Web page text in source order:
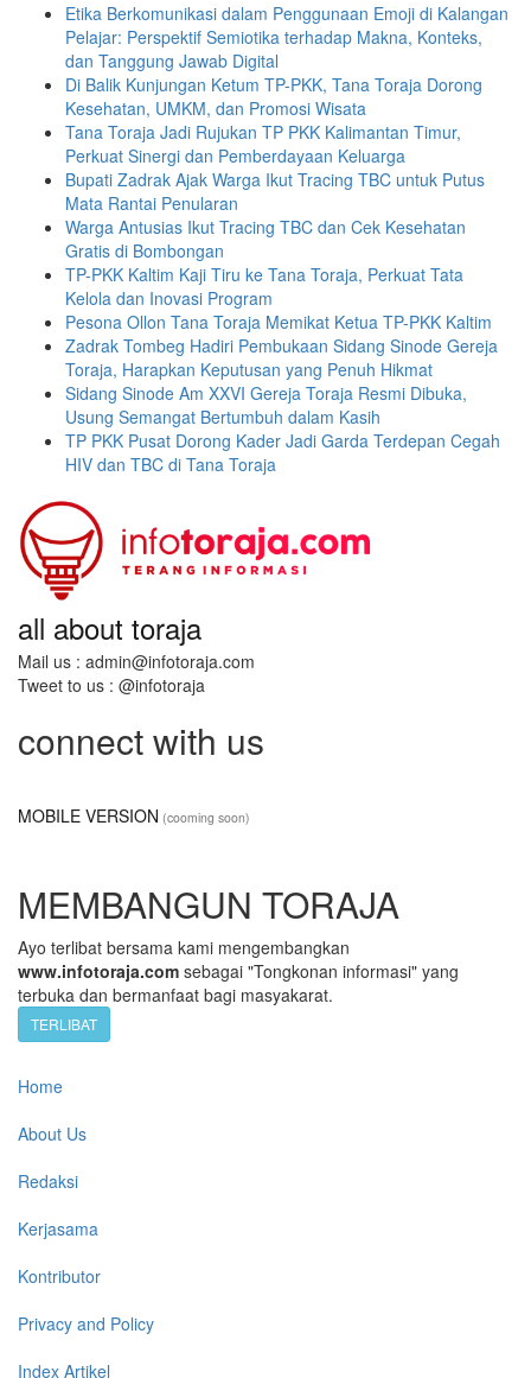
Etika Berkomunikasi dalam Penggunaan Emoji di Kalangan
Pelajar: Perspektif Semiotika terhadap Makna, Konteks,
dan Tanggung Jawab Digital
Di Balik Kunjungan Ketum TP-PKK, Tana Toraja Dorong
Kesehatan, UMKM, dan Promosi Wisata
Tana Toraja Jadi Rujukan TP PKK Kalimantan Timur,
Perkuat Sinergi dan Pemberdayaan Keluarga
Bupati Zadrak Ajak Warga Ikut Tracing TBC untuk Putus
Mata Rantai Penularan
Warga Antusias Ikut Tracing TBC dan Cek Kesehatan
Gratis di Bombongan
TP-PKK Kaltim Kaji Tiru ke Tana Toraja, Perkuat Tata
Kelola dan Inovasi Program
Pesona Ollon Tana Toraja Memikat Ketua TP-PKK Kaltim
Zadrak Tombeg Hadiri Pembukaan Sidang Sinode Gereja
Toraja, Harapkan Keputusan yang Penuh Hikmat
Sidang Sinode Am XXVI Gereja Toraja Resmi Dibuka,
Usung Semangat Bertumbuh dalam Kasih
TP PKK Pusat Dorong Kader Jadi Garda Terdepan Cegah
HIV dan TBC di Tana Toraja
all about toraja
Mail us : admin@infotoraja.com
Tweet to us : @infotoraja
connect with us
MOBILE VERSION (cooming soon)
MEMBANGUN TORAJA
Ayo terlibat bersama kami mengembangkan
www.infotoraja.com sebagai "Tongkonan informasi" yang
terbuka dan bermanfaat bagi masyakarat.
TERLIBAT
Home
About Us
Redaksi
Kerjasama
Kontributor
Privacy and Policy
Index Artikel